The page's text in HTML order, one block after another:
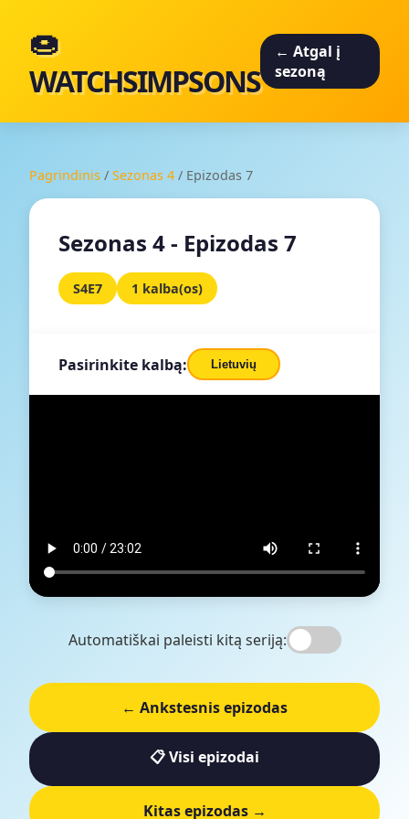
🍩
WATCHSIMPSONS
← Atgal į
sezoną
Pagrindinis / Sezonas 4 / Epizodas 7
Sezonas 4 - Epizodas 7
S4E7 1 kalba(os)
Pasirinkite kalbą: Lietuvių
Automatiškai paleisti kitą seriją:
← Ankstesnis epizodas
📋 Visi epizodai
Kitas epizodas →